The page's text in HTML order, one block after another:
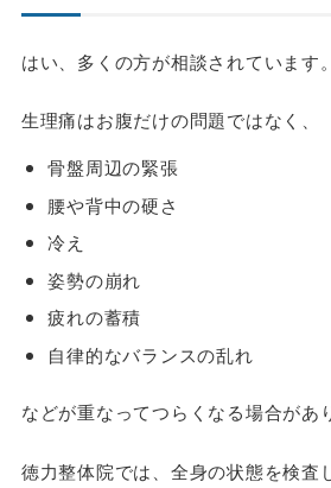
はい、多くの方が相談されています。
生理痛はお腹だけの問題ではなく、
骨盤周辺の緊張
腰や背中の硬さ
冷え
姿勢の崩れ
疲れの蓄積
自律的なバランスの乱れ
などが重なってつらくなる場合があ
徳力整体院では、全身の状態を検査